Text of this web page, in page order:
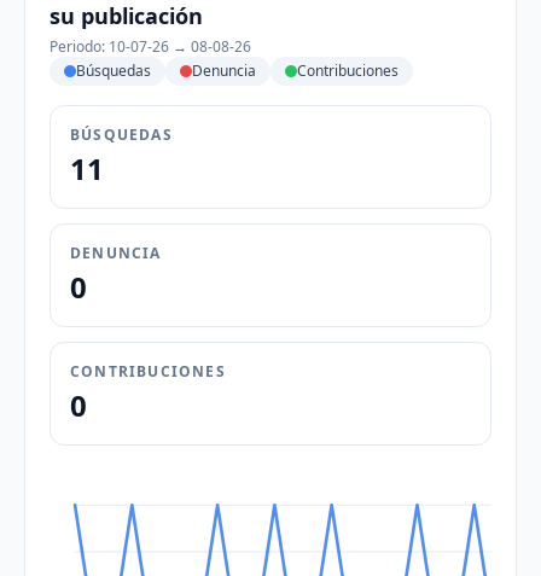
su publicación
Periodo: 10-07-26 → 08-08-26
Búsquedas
Denuncia Contribuciones
BÚSQUEDAS
11
DENUNCIA
0
CONTRIBUCIONES
0